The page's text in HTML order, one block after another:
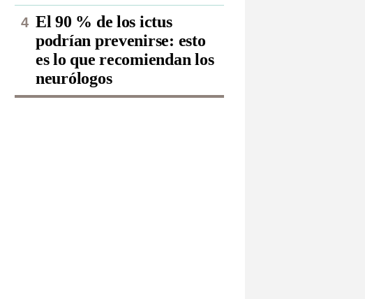
El 90 % de los ictus
podrían prevenirse: esto
es lo que recomiendan los
neurólogos